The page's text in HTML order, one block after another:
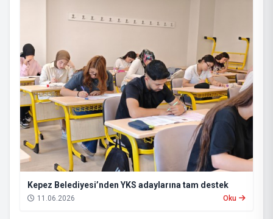
Kepez Belediyesi’nden YKS adaylarına tam destek
11.06.2026 Oku